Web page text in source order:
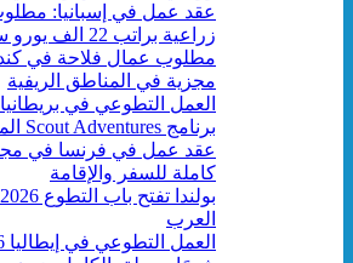
عقد عمل في إسبانيا:
زراعية براتب 22 الف يورو سنويا
مطلوب عمال فلاحة في
مجزية في المناطق الريفية
برنامج Scout Adventures الممول بالكامل
عقد عمل في فرنسا في
كاملة للسفر والإقامة
العرب